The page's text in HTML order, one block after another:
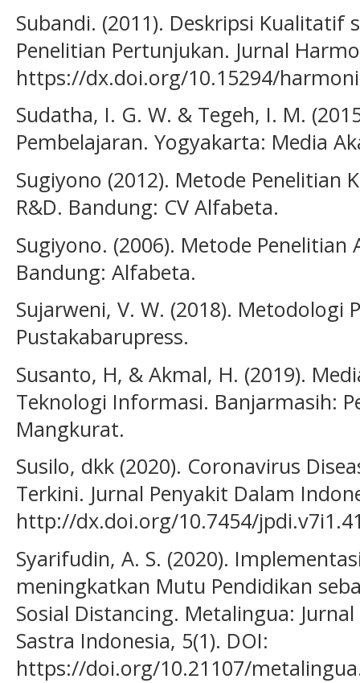
Subandi. (2011). Deskripsi Kualitatif
Penelitian Pertunjukan. Jurnal
https://dx.doi.org/10.15294/
Sudatha, I. G. W. & Tegeh, I. M.
Pembelajaran. Yogyakarta: Media
Sugiyono (2012). Metode
R&D. Bandung: CV Alfabeta.
Sugiyono. (2006). Metode Penelitian
Bandung: Alfabeta.
Sujarweni, V. W. (2018). Metodologi
Pustakabarupress.
Susanto, H, & Akmal, H. (2019).
Teknologi Informasi. Banjarmasih:
Mangkurat.
Susilo, dkk (2020). Coronavirus
Terkini. Jurnal Penyakit Dalam
http://dx.doi.org/10.7454/
Syarifudin, A. S. (2020).
meningkatkan Mutu Pendidikan
Sosial Distancing. Metalingua:
Sastra Indonesia, 5(1). DOI:
https://doi.org/10.21107/